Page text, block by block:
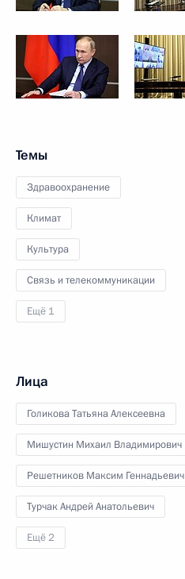
Темы
Здравоохранение
Климат
Культура
Связь и телекоммуникации
Ещё 1
Лица
Голикова Татьяна Алексеевна
Мишустин Михаил Владимирович
Решетников Максим Геннадьевич
Турчак Андрей Анатольевич
Ещё 2